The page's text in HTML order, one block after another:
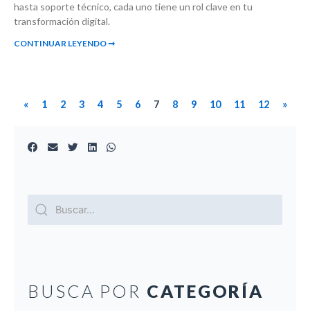
hasta soporte técnico, cada uno tiene un rol clave en tu
transformación digital.
CONTINUAR LEYENDO ➞
« 1 2 3 4 5 6 7 8 9 10 11 12 »
BUSCA POR CATEGORÍA